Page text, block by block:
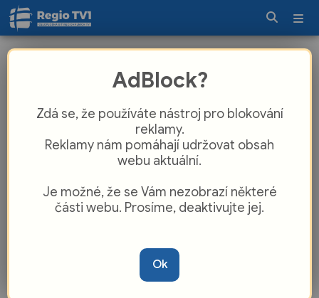
generálního štábu Karel Řehka posílil
AdBlock?
Zdá se, že používáte nástroj pro blokování
reklamy.
Reklamy nám pomáhají udržovat obsah
webu aktuální.
Je možné, že se Vám nezobrazí některé
části webu. Prosíme, deaktivujte jej.
Ok